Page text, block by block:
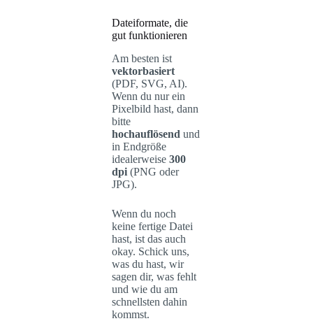
Dateiformate, die
gut funktionieren
Am besten ist
vektorbasiert
(PDF, SVG, AI).
Wenn du nur ein
Pixelbild hast, dann
bitte
hochauflösend und
in Endgröße
idealerweise 300
dpi (PNG oder
JPG).
Wenn du noch
keine fertige Datei
hast, ist das auch
okay. Schick uns,
was du hast, wir
sagen dir, was fehlt
und wie du am
schnellsten dahin
kommst.